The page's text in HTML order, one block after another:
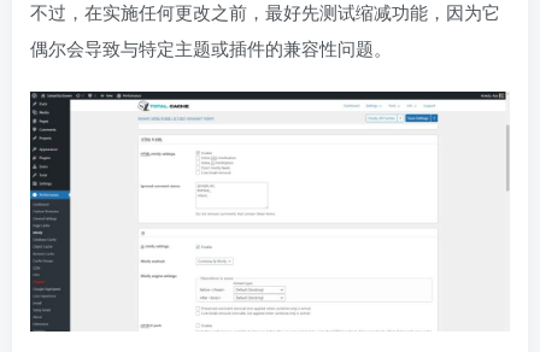
不过，在实施任何更改之前，最好先测试缩减功能，因为它
偶尔会导致与特定主题或插件的兼容性问题。